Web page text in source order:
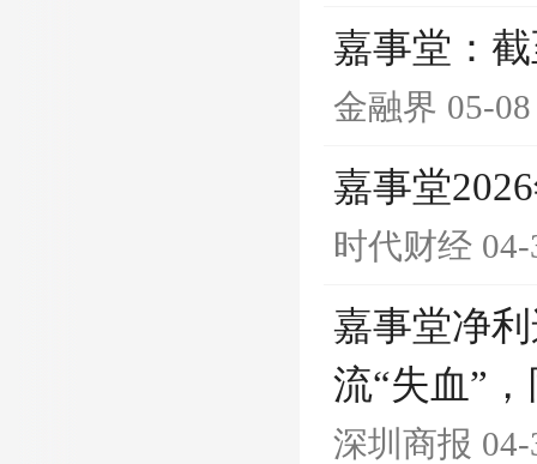
嘉事堂：
金融界 05-
嘉事堂
时代财经
嘉事堂净
流“失血”
深圳商报